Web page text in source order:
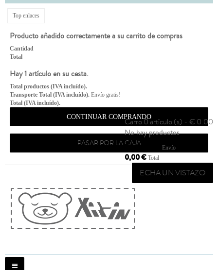
Top enlaces
Carro0 artículo (s) - € 0.00
No hay productos
Envío gratis!
Envío
0,00 € Total
ECHA UN VISTAZO
Producto añadido correctamente a su carrito de compras
Cantidad
Total
Hay 1 artículo en su cesta.
Total productos (IVA incluído).
Transporte Total (IVA incluído). Envío gratis!
Total (IVA incluído).
CONTINUAR COMPRANDO
PASAR POR LA CAJA
Navegación